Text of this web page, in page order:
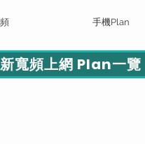
手機Plan
寬頻上網 Plan一覽